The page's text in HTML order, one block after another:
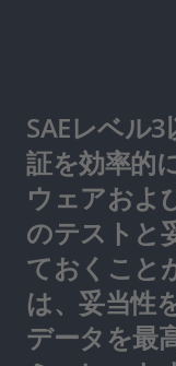
SAEレベル
証を効率的
ウェアおよ
のテストと
ておくこと
は、妥当性
データを最